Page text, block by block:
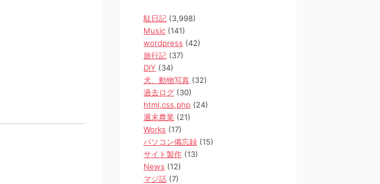
駄日記 (3,998)
Music (141)
wordpress (42)
旅行記 (37)
DIY (34)
犬、動物写真 (32)
過去ログ (30)
html,css,php (24)
週末農業 (21)
Works (17)
パソコン備忘録 (15)
サイト製作 (13)
News (12)
マジ話 (7)